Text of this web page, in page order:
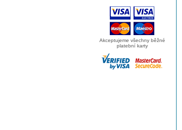
Akceptujeme všechny běžné
platební karty